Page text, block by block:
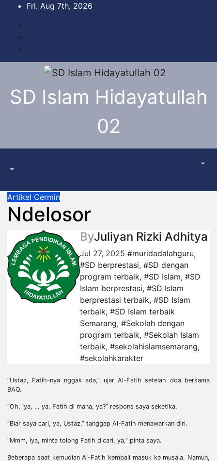
content
Fri. Aug 7th, 2026
SD Islam Hidayatullah
02
Artikel Cermin
Ndelosor
ByJuliyan Rizki Adhitya
Jul 27, 2025 #muridadalahguru,
#SD berprestasi, #SD dengan
program terbaik, #SD Islam, #SD
Islam berprestasi, #SD Islam
berprestasi terbaik, #SD Islam
terbaik, #SD Islam terbaik
Semarang, #Sekolah dengan
program terbaik, #Sekolah Islam
terbaik, #sekolahislamsemarang,
#sekolahkarakter
“Ustaz, Fatih-nya nggak ada,” ujar Al-Fatih setelah doa bersama
BAQ.
“Oh, iya, … ya. Fatih di mana, ya?” respons saya seketika.
“Biar saya cari, ya, Ustaz,” tanggap Al-Fatih menawarkan diri.
“Mmm, iya, minta tolong Fatih dicari, ya,” pinta saya.
Beberapa saat kemudian Al-Fatih kembali masuk ke musala. Namun,